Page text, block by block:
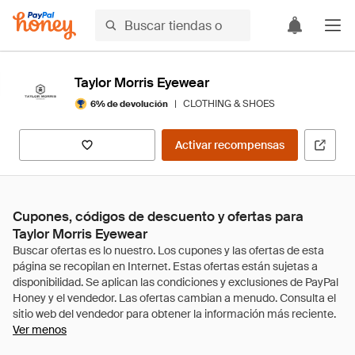
Taylor Morris Eyewear
6% de devolución | CLOTHING & SHOES
Activar recompensas
Cupones, códigos de descuento y ofertas para
Taylor Morris Eyewear
Ver menos